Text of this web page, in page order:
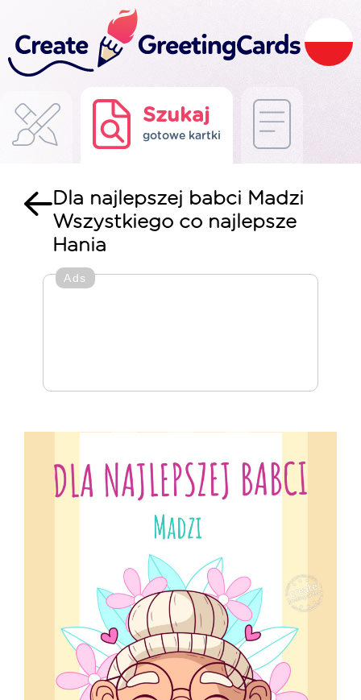
Szukaj
gotowe kartki
Dla najlepszej babci Madzi
Wszystkiego co najlepsze
Hania
Ads